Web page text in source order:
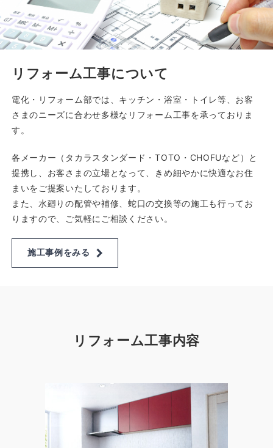
リフォーム工事について
電化・リフォーム部では、キッチン・浴室・トイレ等、お客
す。
各メーカー（タカラスタンダード・TOTO・CHOFUなど）と
まいをご提案いたしております。
また、水廻りの配管や補修、蛇口の交換等の施工も行ってお
りますので、ご気軽にご相談ください。
施工事例をみる